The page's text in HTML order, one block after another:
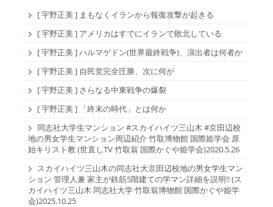
[ 宇野正美 ] まもなくイランから報復攻撃が起きる
[ 宇野正美 ] アメリカはすでにイランで敗北している
[ 宇野正美 ] ハルマゲドン(世界最終戦争)、演出者は何者か
[ 宇野正美 ] 自民党完全圧勝、次に何が
[ 宇野正美 ] さらなる中東戦争の爆裂
[ 宇野正美 ] 「終末の時代」とは何か
同志社大学生マンション #スカイハイツ三山木 #京田辺校
地の男女学生マンション周辺紹介 竹取博物館 国際姫学会 原
始キリスト教 (世直しTV 竹取翁 国際かぐや姫学会)2020.5.26
スカイハイツ三山木の同志社大京田辺校地の男女学生マン
ション 管理人兼 家主が鉄筋5階建ての学マン詳細を説明!! (ス
カイハイツ三山木 同志社大学 竹取翁博物館 国際かぐや姫学
会)2025.10.25